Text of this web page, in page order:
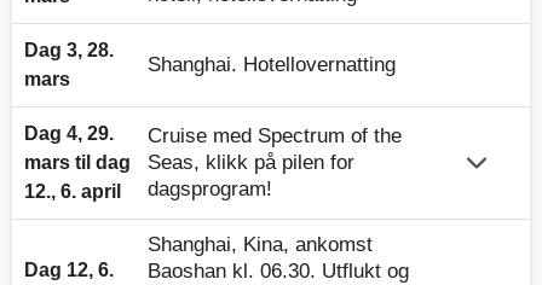
Dag 3, 28.
mars
Shanghai. Hotellovernatting
Dag 4, 29.
mars til dag
12., 6. april
Cruise med Spectrum of the
Seas, klikk på pilen for
dagsprogram!
Dag 12, 6.
Shanghai, Kina, ankomst
Baoshan kl. 06.30. Utflukt og